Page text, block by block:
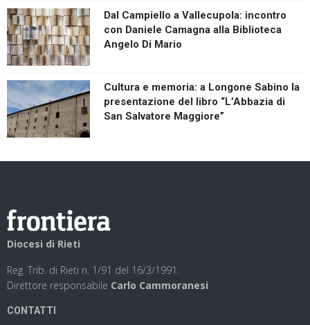
Dal Campiello a Vallecupola: incontro
con Daniele Camagna alla Biblioteca
Angelo Di Mario
Cultura e memoria: a Longone Sabino la
presentazione del libro “L’Abbazia di
San Salvatore Maggiore”
Diocesi di Rieti
Reg. Trib. di Rieti n. 1/91 del 16/3/1991.
Direttore responsabile Carlo Cammoranesi
CONTATTI